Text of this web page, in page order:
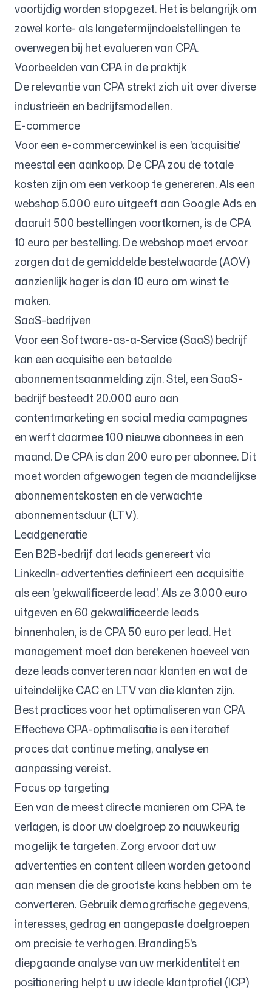
voortijdig worden stopgezet. Het is belangrijk om
zowel korte- als langetermijndoelstellingen te
overwegen bij het evalueren van CPA.
Voorbeelden van CPA in de praktijk
De relevantie van CPA strekt zich uit over diverse
industrieën en bedrijfsmodellen.
E-commerce
Voor een e-commercewinkel is een 'acquisitie'
meestal een aankoop. De CPA zou de totale
kosten zijn om een verkoop te genereren. Als een
webshop 5.000 euro uitgeeft aan Google Ads en
daaruit 500 bestellingen voortkomen, is de CPA
10 euro per bestelling. De webshop moet ervoor
zorgen dat de gemiddelde bestelwaarde (AOV)
aanzienlijk hoger is dan 10 euro om winst te
maken.
SaaS-bedrijven
Voor een Software-as-a-Service (SaaS) bedrijf
kan een acquisitie een betaalde
abonnementsaanmelding zijn. Stel, een SaaS-
bedrijf besteedt 20.000 euro aan
contentmarketing en social media campagnes
en werft daarmee 100 nieuwe abonnees in een
maand. De CPA is dan 200 euro per abonnee. Dit
moet worden afgewogen tegen de maandelijkse
abonnementskosten en de verwachte
abonnementsduur (LTV).
Leadgeneratie
Een B2B-bedrijf dat leads genereert via
LinkedIn-advertenties definieert een acquisitie
als een 'gekwalificeerde lead'. Als ze 3.000 euro
uitgeven en 60 gekwalificeerde leads
binnenhalen, is de CPA 50 euro per lead. Het
management moet dan berekenen hoeveel van
deze leads converteren naar klanten en wat de
uiteindelijke CAC en LTV van die klanten zijn.
Best practices voor het optimaliseren van CPA
Effectieve CPA-optimalisatie is een iteratief
proces dat continue meting, analyse en
aanpassing vereist.
Focus op targeting
Een van de meest directe manieren om CPA te
verlagen, is door uw doelgroep zo nauwkeurig
mogelijk te targeten. Zorg ervoor dat uw
advertenties en content alleen worden getoond
aan mensen die de grootste kans hebben om te
converteren. Gebruik demografische gegevens,
interesses, gedrag en aangepaste doelgroepen
om precisie te verhogen. Branding5's
diepgaande analyse van uw merkidentiteit en
positionering helpt u uw ideale klantprofiel (ICP)